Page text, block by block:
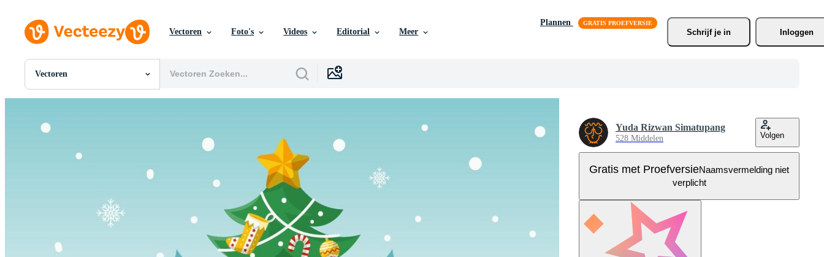
Vectoren Foto's Videos Editorial Meer
Plannen
Schrijf je in Inloggen
Vectoren
Alle Afbeeldingen
PSDs
Sjablonen
Redactionele Afbeeldingen
Redactionele Evenementen
Yuda Rizwan Simatupang
528 Middelen Volgen
Gratis met ProefversieNaamsvermelding niet
verplicht